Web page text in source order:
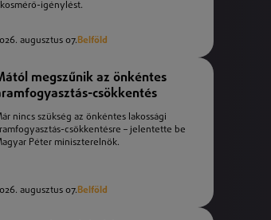
igénylést.
augusztus 07.Belföld
megszűnik az önkéntes
csökkentés
nincs szükség az önkéntes lakossági
csökkentésre – jelentette be
Péter miniszterelnök.
augusztus 07.Belföld